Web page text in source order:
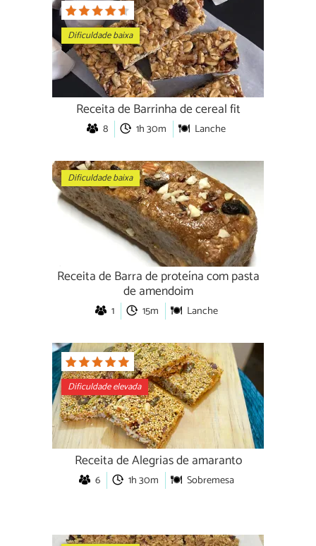
Dificuldade baixa
Receita de Barrinha de cereal fit
8 1h 30m Lanche
Dificuldade baixa
Receita de Barra de proteína com pasta
de amendoim
1 15m Lanche
Dificuldade elevada
Receita de Alegrias de amaranto
6 1h 30m Sobremesa